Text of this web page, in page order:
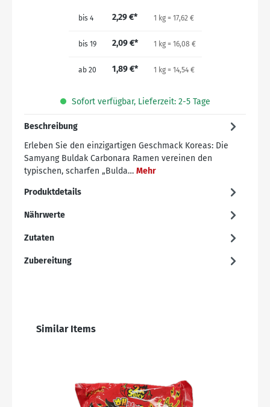
bis 4 2,29 €* 1 kg = 17,62 €
bis 19 2,09 €* 1 kg = 16,08 €
ab 20 1,89 €* 1 kg = 14,54 €
Sofort verfügbar, Lieferzeit: 2-5 Tage
Beschreibung
Erleben Sie den einzigartigen Geschmack Koreas: Die
Samyang Buldak Carbonara Ramen vereinen den
typischen, scharfen „Bulda… Mehr
Produktdetails
Nährwerte
Zutaten
Zubereitung
Similar Items